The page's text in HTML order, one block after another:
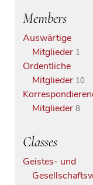
Members
Auswärtige
Mitglieder 1
Ordentliche
Mitglieder 10
Mitglieder 8
Classes
Geistes- und